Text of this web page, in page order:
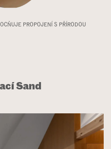
PROPOJENÍ S PŘÍRODOU
Sand​